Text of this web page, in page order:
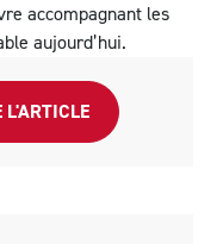
accompagnant les
aujourd’hui.
L'ARTICLE